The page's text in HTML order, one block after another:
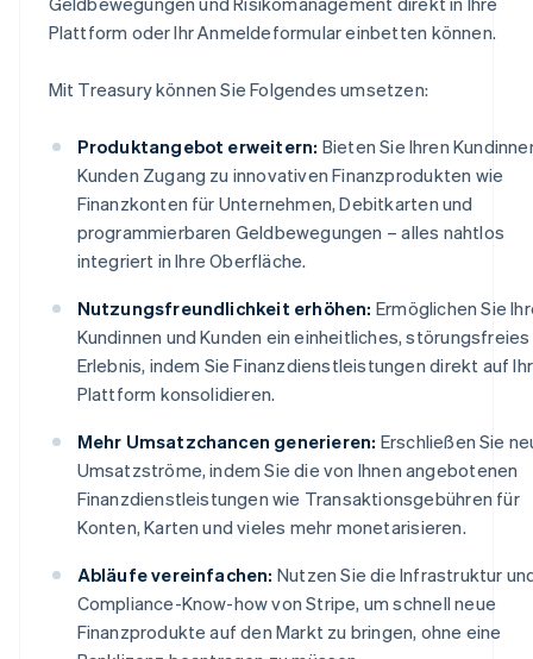
Plattform oder Ihr Anmeldeformular einbetten können.
Mit Treasury können Sie Folgendes umsetzen:
Produktangebot erweitern: Bieten Sie Ihren
Kunden Zugang zu innovativen Finanzprodukten wie
Finanzkonten für Unternehmen, Debitkarten und
programmierbaren Geldbewegungen – alles nahtlos
integriert in Ihre Oberfläche.
Nutzungsfreundlichkeit erhöhen: Ermöglichen Sie
Kundinnen und Kunden ein einheitliches, störungsfreies
Erlebnis, indem Sie Finanzdienstleistungen direkt auf
Plattform konsolidieren.
Mehr Umsatzchancen generieren: Erschließen Sie
Umsatzströme, indem Sie die von Ihnen angebotenen
Finanzdienstleistungen wie Transaktionsgebühren für
Konten, Karten und vieles mehr monetarisieren.
Abläufe vereinfachen: Nutzen Sie die Infrastruktur
Compliance-Know-how von Stripe, um schnell neue
Finanzprodukte auf den Markt zu bringen, ohne eine